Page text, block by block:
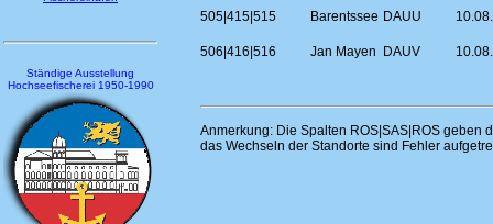
Ständige Ausstellung
Hochseefischerei 1950-1990
505|415|515 Barentssee DAUU
506|416|516 Jan Mayen DAUV
Anmerkung: Die Spalten ROS|SAS|ROS geben
das Wechseln der Standorte sind Fehler